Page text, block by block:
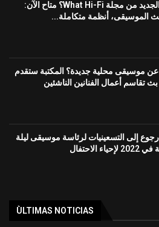
العدد الجديد من مجلة What Hi-Fi؟ متاح الآن:
الموسيقى، أنظمة متكاملة...
موسيقى محلية جديدة؟ المكتبة ستقدم
تقاسم أعمال الفنانين الناشئين
إلى التسعينيات لرئاسة موسيقى ليلة
الاحتفال
ÙLTIMAS NOTICIAS